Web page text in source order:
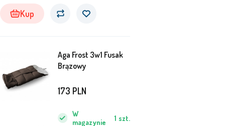
Kup
Aga Frost 3w1 Fusak
Brązowy
W
magazynie
1 szt.
173 PLN